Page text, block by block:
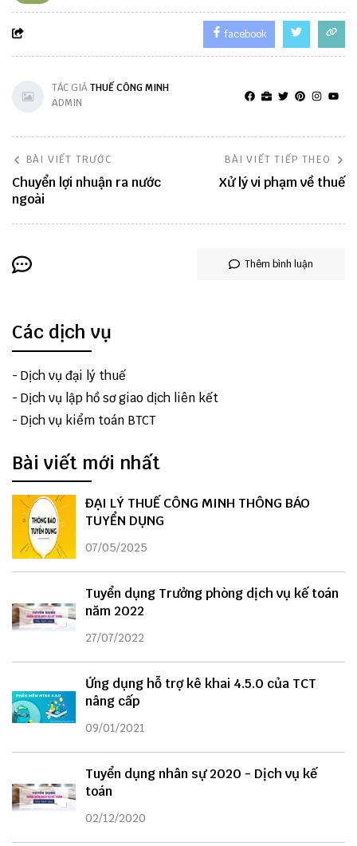
facebook
TÁC GIẢTHUẾ CÔNG MINH
ADMIN
BÀI VIẾT TRƯỚC
Chuyển lợi nhuận ra nước
ngoài
BÀI VIẾT TIẾP THEO
Xử lý vi phạm về thuế
Thêm bình luận
Các dịch vụ
- Dịch vụ đại lý thuế
- Dịch vụ lập hồ sơ giao dịch liên kết
- Dịch vụ kiểm toán BTCT
Bài viết mới nhất
ĐẠI LÝ THUẾ CÔNG MINH THÔNG BÁO
TUYỂN DỤNG
07/05/2025
Tuyển dụng Trưởng phòng dịch vụ kế toán
năm 2022
27/07/2022
Ứng dụng hỗ trợ kê khai 4.5.0 của TCT
nâng cấp
09/01/2021
Tuyển dụng nhân sự 2020 - Dịch vụ kế
toán
02/12/2020